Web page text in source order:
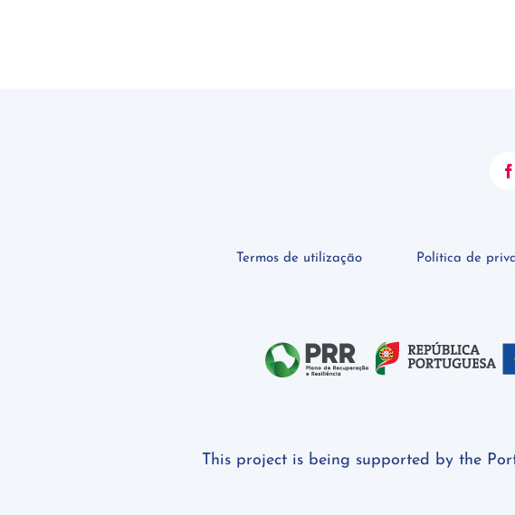
Termos de utilização Política de
This project is being supported by the